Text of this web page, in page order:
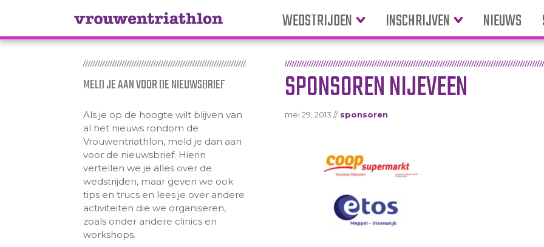
WEDSTRIJDEN INSCHRIJVEN NIEUWS
MELD JE AAN VOOR DE NIEUWSBRIEF
Als je op de hoogte wilt blijven van
al het nieuws rondom de
Vrouwentriathlon, meld je dan aan
voor de nieuwsbrief. Hierin
vertellen we je alles over de
wedstrijden, maar geven we ook
tips en trucs en lees je over andere
activiteiten die we organiseren,
zoals onder andere clinics en
workshops.
SPONSOREN NIJEVEEN
mei 29, 2013 // sponsoren